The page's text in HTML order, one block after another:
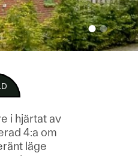
i hjärtat av
4:a om
läge